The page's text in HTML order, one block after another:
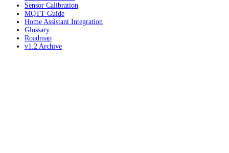
Sensor Calibration
MQTT Guide
Home Assistant Integration
Glossary
Roadmap
v1.2 Archive